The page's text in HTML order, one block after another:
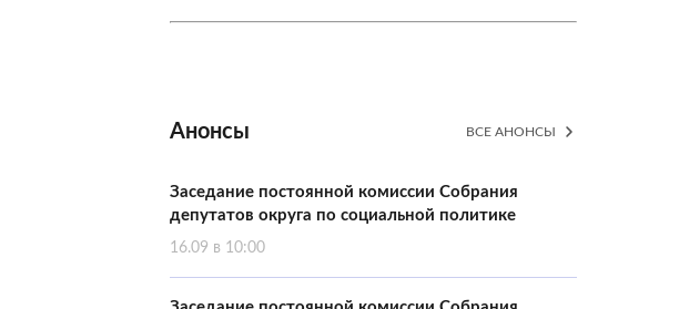
Анонсы ВСЕ АНОНСЫ
Заседание постоянной комиссии Собрания
депутатов округа по социальной политике
16.09 в 10:00